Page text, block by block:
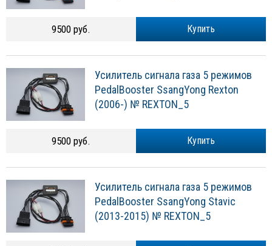
Купить
9500 руб.
Усилитель сигнала газа 5 режимов
PedalBooster SsangYong Rexton
(2006-) № REXTON_5
Купить
9500 руб.
Усилитель сигнала газа 5 режимов
PedalBooster SsangYong Stavic
(2013-2015) № REXTON_5